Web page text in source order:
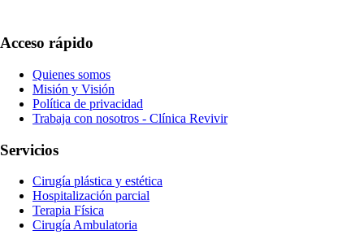
Acceso rápido
Quienes somos
Misión y Visión
Política de privacidad
Trabaja con nosotros - Clínica Revivir
Servicios
Cirugía plástica y estética
Hospitalización parcial
Terapia Física
Cirugía Ambulatoria